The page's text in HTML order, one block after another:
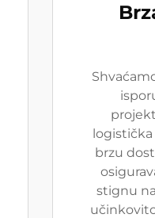
brzu
stignu